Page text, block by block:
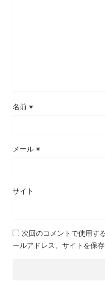
名前 ※
メール ※
サイト
次回のコメントで使用す
ールアドレス、サイトを保存